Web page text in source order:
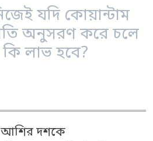
যদি কোয়ান্টাম
অনুসরণ করে চলে
লাভ হবে?
আশির দশকে